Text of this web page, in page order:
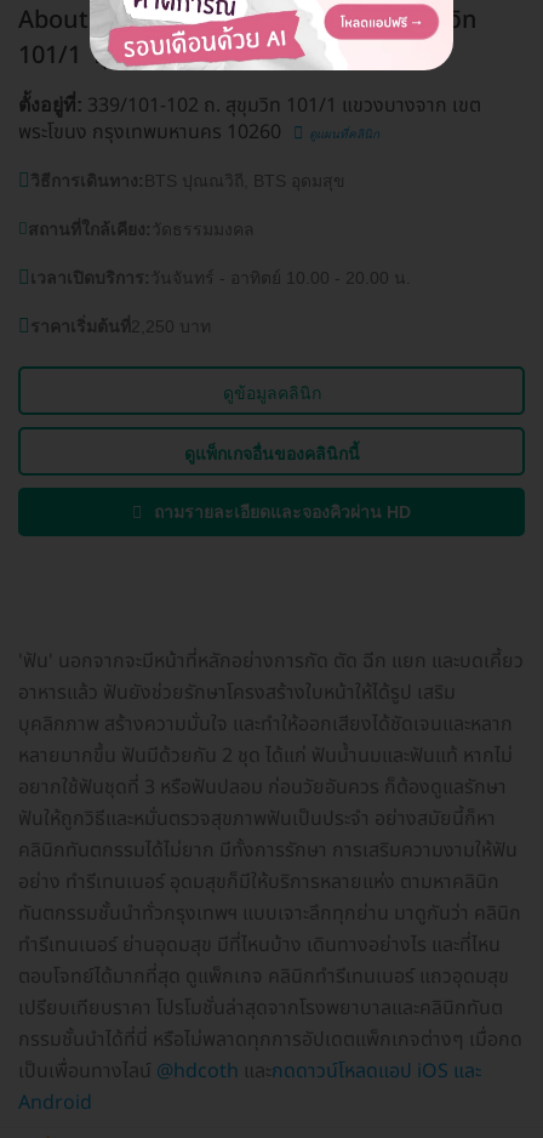
About Tooth Dental Clinic สาขาซอยสุขุมวิท
101/1
อุดมสุข
ตั้งอยู่ที่: 339/101-102 ถ. สุขุมวิท 101/1 แขวงบางจาก เขต
พระโขนง กรุงเทพมหานคร 10260
ดูแผนที่คลินิก
วิธีการเดินทาง: BTS ปุณณวิถี, BTS อุดมสุข
สถานที่ใกล้เคียง: วัดธรรมมงคล
เวลาเปิดบริการ: วันจันทร์ - อาทิตย์ 10.00 - 20.00 น.
ราคาเริ่มต้นที่ 2,250 บาท
ดูข้อมูลคลินิก
ดูแพ็กเกจอื่นของคลินิกนี้
ถามรายละเอียดและจองคิวผ่าน HD
'ฟัน' นอกจากจะมีหน้าที่หลักอย่างการกัด ตัด ฉีก แยก และบดเคี้ยว
อาหารแล้ว ฟันยังช่วยรักษาโครงสร้างใบหน้าให้ได้รูป เสริม
บุคลิกภาพ สร้างความมั่นใจ และทำให้ออกเสียงได้ชัดเจนและหลาก
หลายมากขึ้น ฟันมีด้วยกัน 2 ชุด ได้แก่ ฟันน้ำนมและฟันแท้ หากไม่
อยากใช้ฟันชุดที่ 3 หรือฟันปลอม ก่อนวัยอันควร ก็ต้องดูแลรักษา
ฟันให้ถูกวิธีและหมั่นตรวจสุขภาพฟันเป็นประจำ อย่างสมัยนี้ก็หา
คลินิกทันตกรรมได้ไม่ยาก มีทั้งการรักษา การเสริมความงามให้ฟัน
อย่าง ทำรีเทนเนอร์ อุดมสุขก็มีให้บริการหลายแห่ง ตามหาคลินิก
ทันตกรรมชั้นนำทั่วกรุงเทพฯ แบบเจาะลึกทุกย่าน มาดูกันว่า คลินิก
ทำรีเทนเนอร์ ย่านอุดมสุข มีที่ไหนบ้าง เดินทางอย่างไร และที่ไหน
ตอบโจทย์ได้มากที่สุด ดูแพ็กเกจ คลินิกทำรีเทนเนอร์ แถวอุดมสุข
เปรียบเทียบราคา โปรโมชั่นล่าสุดจากโรงพยาบาลและคลินิกทันต
กรรมชั้นนำได้ที่นี่ หรือไม่พลาดทุกการอัปเดตแพ็กเกจต่างๆ เมื่อกด
เป็นเพื่อนทางไลน์ @hdcoth และกดดาวน์โหลดแอป iOS และ
Android